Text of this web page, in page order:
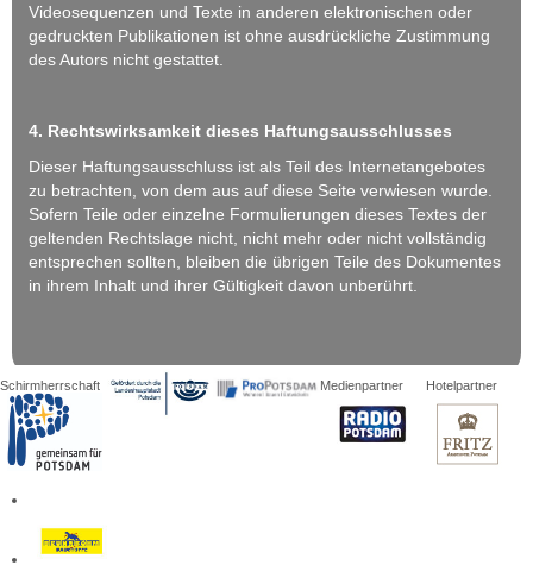
Videosequenzen und Texte in anderen elektronischen oder
gedruckten Publikationen ist ohne ausdrückliche Zustimmung
des Autors nicht gestattet.
4. Rechtswirksamkeit dieses Haftungsausschlusses
Dieser Haftungsausschluss ist als Teil des Internetangebotes
zu betrachten, von dem aus auf diese Seite verwiesen wurde.
Sofern Teile oder einzelne Formulierungen dieses Textes der
geltenden Rechtslage nicht, nicht mehr oder nicht vollständig
entsprechen sollten, bleiben die übrigen Teile des Dokumentes
in ihrem Inhalt und ihrer Gültigkeit davon unberührt.
Schirmherrschaft Medienpartner Hotelpartner